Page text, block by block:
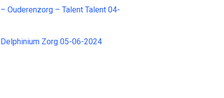
Ouderenzorg – Talent Talent 04-
Zorg 05-06-2024